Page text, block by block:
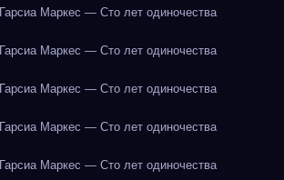
Маркес — Сто лет одиночества
Маркес — Сто лет одиночества
Маркес — Сто лет одиночества
Маркес — Сто лет одиночества
Маркес — Сто лет одиночества